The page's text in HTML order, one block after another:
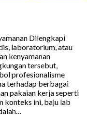
Dilengkapi
laboratorium, atau
kenyamanan
tersebut,
profesionalisme
terhadap berbagai
pakaian kerja seperti
konteks ini, baju lab